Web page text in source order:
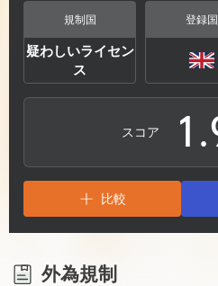
規制国
疑わしいライセン
ス
登録国
スコア
0
1
2
3
.
比較
外為規制